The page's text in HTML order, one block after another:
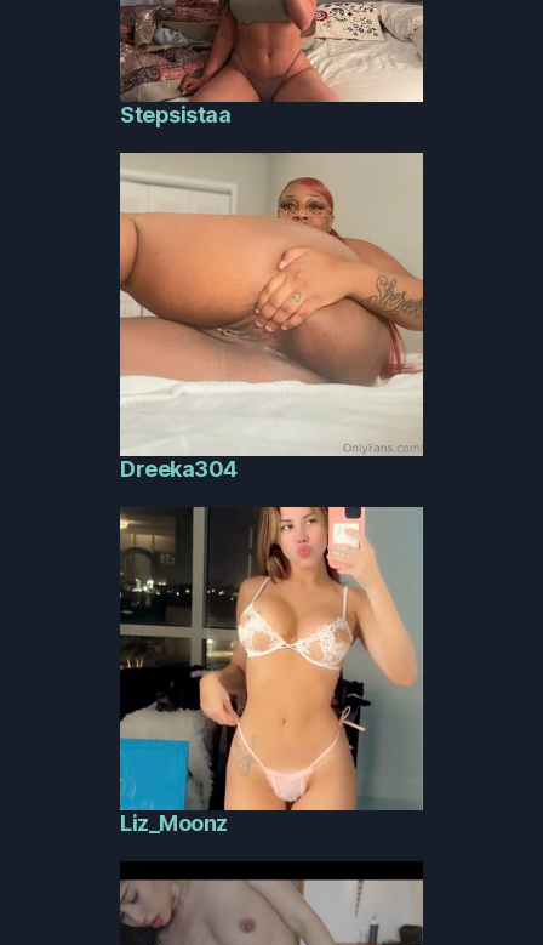
Stepsistaa
Dreeka304
Liz_Moonz